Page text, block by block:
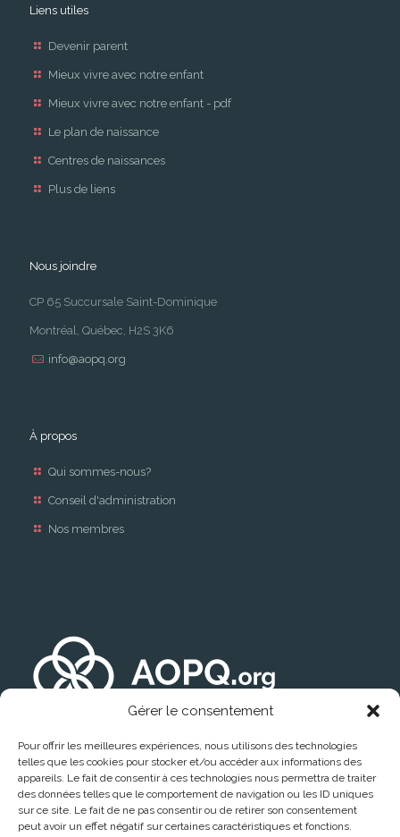
Gérer le consentement
Pour offrir les meilleures expériences, nous utilisons des technologies
telles que les cookies pour stocker et/ou accéder aux informations des
appareils. Le fait de consentir à ces technologies nous permettra de traiter
des données telles que le comportement de navigation ou les ID uniques
sur ce site. Le fait de ne pas consentir ou de retirer son consentement
peut avoir un effet négatif sur certaines caractéristiques et fonctions.
Liens utiles
Devenir parent
Mieux vivre avec notre enfant
Mieux vivre avec notre enfant - pdf
Le plan de naissance
Centres de naissances
Plus de liens
Nous joindre
CP 65 Succursale Saint-Dominique
Montréal, Québec, H2S 3K6
info@aopq.org
À propos
Qui sommes-nous?
Conseil d'administration
Nos membres